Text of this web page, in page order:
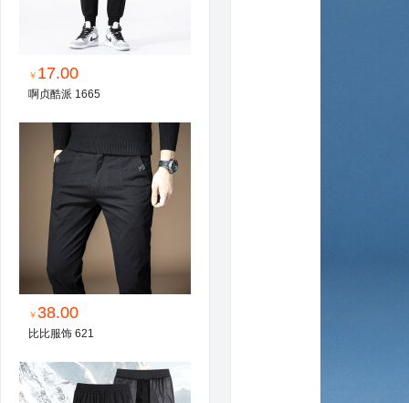
￥ 17.00
啊贞酷派 1665
￥38.00
比比服饰 621